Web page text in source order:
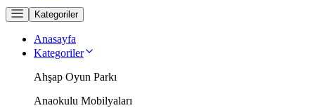
Kategoriler
Anasayfa
Kategoriler
Ahşap Oyun Parkı
Anaokulu Mobilyaları